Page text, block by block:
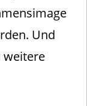
Und
weitere